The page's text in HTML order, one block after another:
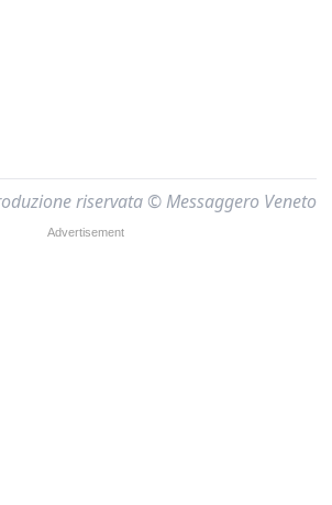
riservata © Messaggero Veneto